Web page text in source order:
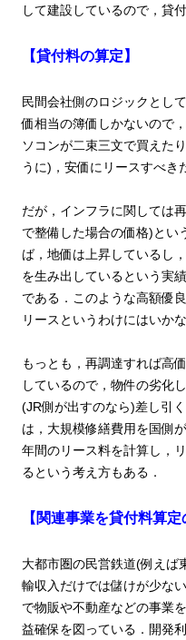
して建設しているので，貸
【貸付料の算定】
民間会社側のロジックとし
価相当の簿価しかないので
ソコンが二束三文で買えた
うに)，安価にリースすべき
だが，インフラに関しては
で整備した場合の価格)とい
ば，地価は上昇しているし
を生み出しているという実
である．このような高額優
リースというわけにはいかな
もっとも，再調達すれば高
しているので，物件の劣化
(JR側が出すのなら)差し引
は，大規模修繕費用を国側
年間のリース料を計算し，
るという考え方もある．
【関連事業を貸付料算定
大都市圏の民営鉄道(例えば
輸収入だけでは儲けが少な
で物販や不動産などの事業
益確保を図っている．開発